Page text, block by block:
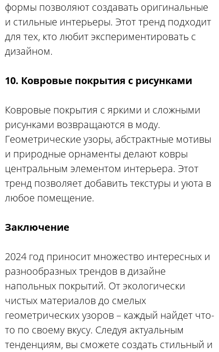
формы позволяют создавать оригинальные
и стильные интерьеры. Этот тренд подходит
для тех, кто любит экспериментировать с
дизайном.
10. Ковровые покрытия с рисунками
Ковровые покрытия с яркими и сложными
рисунками возвращаются в моду.
Геометрические узоры, абстрактные мотивы
и природные орнаменты делают ковры
центральным элементом интерьера. Этот
тренд позволяет добавить текстуры и уюта в
любое помещение.
Заключение
2024 год приносит множество интересных и
разнообразных трендов в дизайне
напольных покрытий. От экологически
чистых материалов до смелых
геометрических узоров – каждый найдет что-
то по своему вкусу. Следуя актуальным
тенденциям, вы сможете создать стильный и